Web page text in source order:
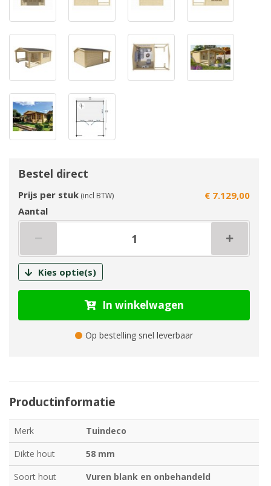
Bestel direct
Prijs per stuk (incl BTW)
€ 7.129,00
Aantal
Kies optie(s)
In winkelwagen
Op bestelling snel leverbaar
Productinformatie
Merk
Tuindeco
Dikte hout
58 mm
Soort hout
Vuren blank en onbehandeld